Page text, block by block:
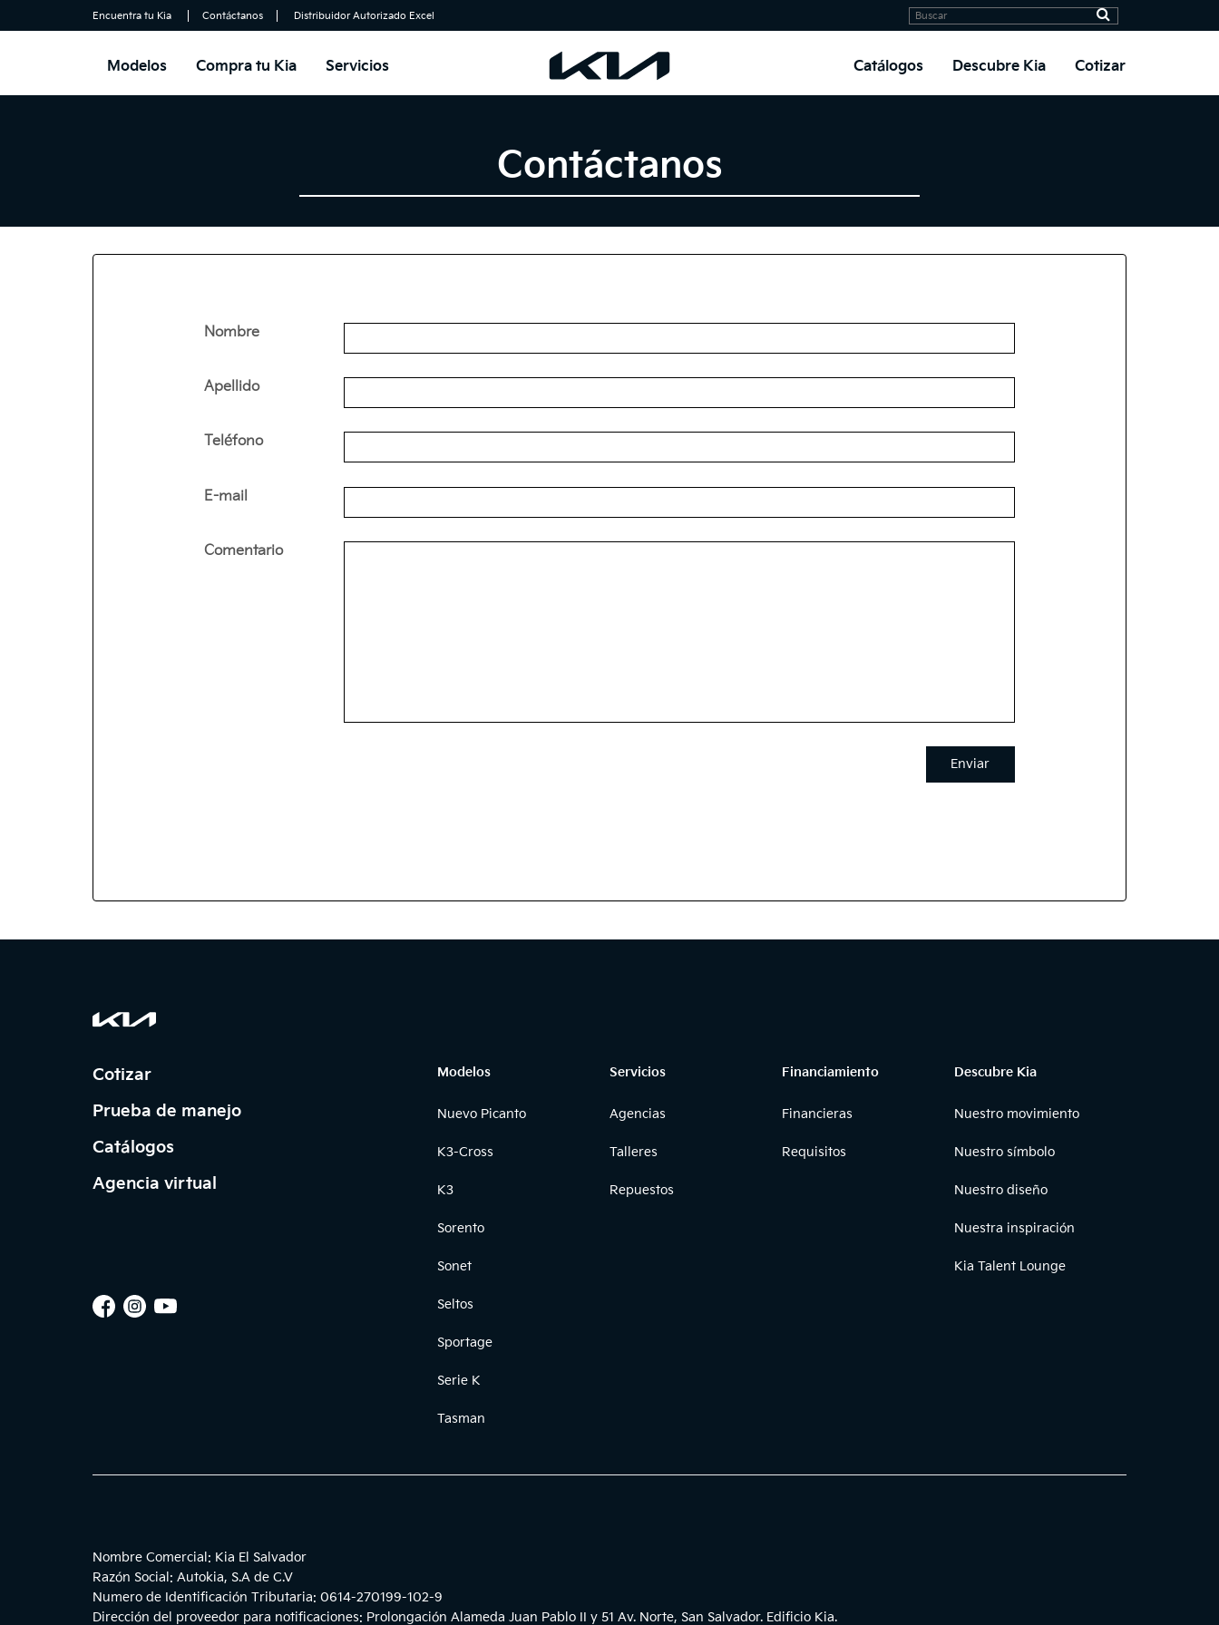
Encuentra tu Kia Contáctanos Distribuidor Autorizado Excel
Modelos Compra tu Kia Servicios Catálogos Descubre Kia Cotizar
Contáctanos
Nombre
Apellido
Teléfono
E-mail
Comentario
Cotizar
Prueba de manejo
Catálogos
Agencia virtual
Modelos
Nuevo Picanto
K3-Cross
K3
Sorento
Sonet
Seltos
Sportage
Serie K
Tasman
Servicios
Agencias
Talleres
Repuestos
Financiamiento
Financieras
Requisitos
Descubre Kia
Nuestro movimiento
Nuestro símbolo
Nuestro diseño
Nuestra inspiración
Kia Talent Lounge
Nombre Comercial: Kia El Salvador
Razón Social: Autokia, S.A de C.V
Numero de Identificación Tributaria: 0614-270199-102-9
Dirección del proveedor para notificaciones: Prolongación Alameda Juan Pablo II y 51 Av. Norte, San Salvador. Edificio Kia.